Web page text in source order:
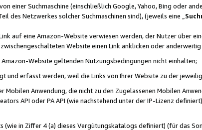
einer Suchmaschine (einschließlich Google, Yahoo, Bing oder
des Netzwerkes solcher Suchmaschinen sind), (jeweils eine „
auf eine Amazon-Website verwiesen werden, der Nutzer über
Website einen Link anklicken oder anderweitig
Website geltenden Nutzungsbedingungen nicht einhalten;
und erfasst werden, weil die Links von Ihrer Website zu der
Mobilen Anwendung, die nicht zu den Zugelassenen Mobilen
API oder PA API (wie nachstehend unter der IP-Lizenz
(wie in Ziffer 4 (a) dieses Vergütungskatalogs definiert) (für das